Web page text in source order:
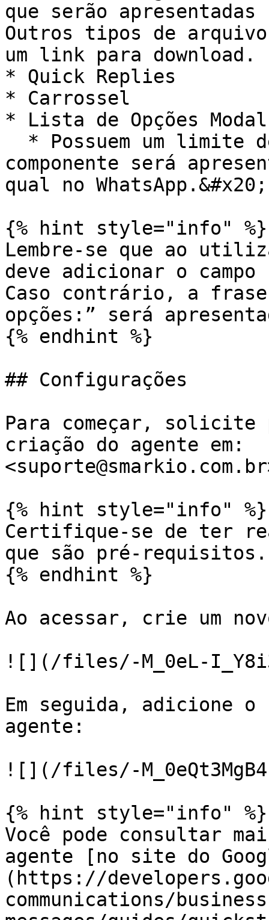
que serão
Outros tipos de
um link para download.
* Quick Replies
* Carrossel
* Lista de Opções
componente será
qual no WhatsApp.&#x20;
{% hint style="info" %}
Lembre-se que ao
deve adicionar o
Caso contrário, a frase
opções:” será
{% endhint %}
## Configurações
Para começar, solicite
criação do agente em:
{% hint style="info" %}
Certifique-se de ter
que são pré-requisitos.
{% endhint %}
Ao acessar, crie um
![](/files/-M_0eL-
Em seguida, adicione o
agente:
![](/files/-
{% hint style="info" %}
Você pode consultar
agente [no site do
(https://
communications/